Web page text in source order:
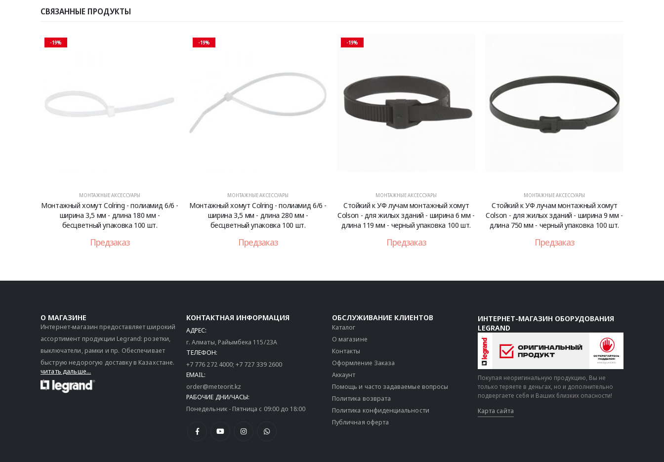
СВЯЗАННЫЕ ПРОДУКТЫ
-19%
МОНТАЖНЫЕ АКСЕССУАРЫ
Монтажный хомут Colring - полиамид 6/6 -
ширина 3,5 мм - длина 180 мм -
бесцветный упаковка 100 шт.
Предзаказ
-19%
МОНТАЖНЫЕ АКСЕССУАРЫ
Монтажный хомут Colring - полиамид 6/6 -
ширина 3,5 мм - длина 280 мм -
бесцветный упаковка 100 шт.
Предзаказ
-19%
МОНТАЖНЫЕ АКСЕССУАРЫ
Стойкий к УФ лучам монтажный хомут
Colson - для жилых зданий - ширина 6 мм -
длина 119 мм - черный упаковка 100 шт.
Предзаказ
МОНТАЖНЫЕ АКСЕССУАРЫ
Стойкий к УФ лучам монтажный хомут
Colson - для жилых зданий - ширина 9 мм -
длина 750 мм - черный упаковка 100 шт.
Предзаказ
О МАГАЗИНЕ
Интернет-магазин предоставляет широкий
ассортимент продукции Legrand: розетки,
выключатели, рамки и пр. Обеспечивает
быструю недорогую доставку в Казахстане.
читать дальше...
КОНТАКТНАЯ ИНФОРМАЦИЯ
АДРЕС:
г. Алматы, Райымбека 115/23A
ТЕЛЕФОН:
+7 776 272 4000;+7 727 339 2600
EMAIL:
order@meteorit.kz
РАБОЧИЕ ДНИ/ЧАСЫ:
Понедельник - Пятница с 09:00 до 18:00
ОБСЛУЖИВАНИЕ КЛИЕНТОВ
Каталог
О магазине
Контакты
Оформление Заказа
Аккаунт
Помощь и часто задаваемые вопросы
Политика возврата
Политика конфиденциальности
Публичная оферта
ИНТЕРНЕТ-МАГАЗИН ОБОРУДОВАНИЯ
LEGRAND
Покупая неоригинальную продукцию, Вы не
только теряете в деньгах, но и дополнительно
подвергаете себя и Ваших близких опасности!
Карта сайта